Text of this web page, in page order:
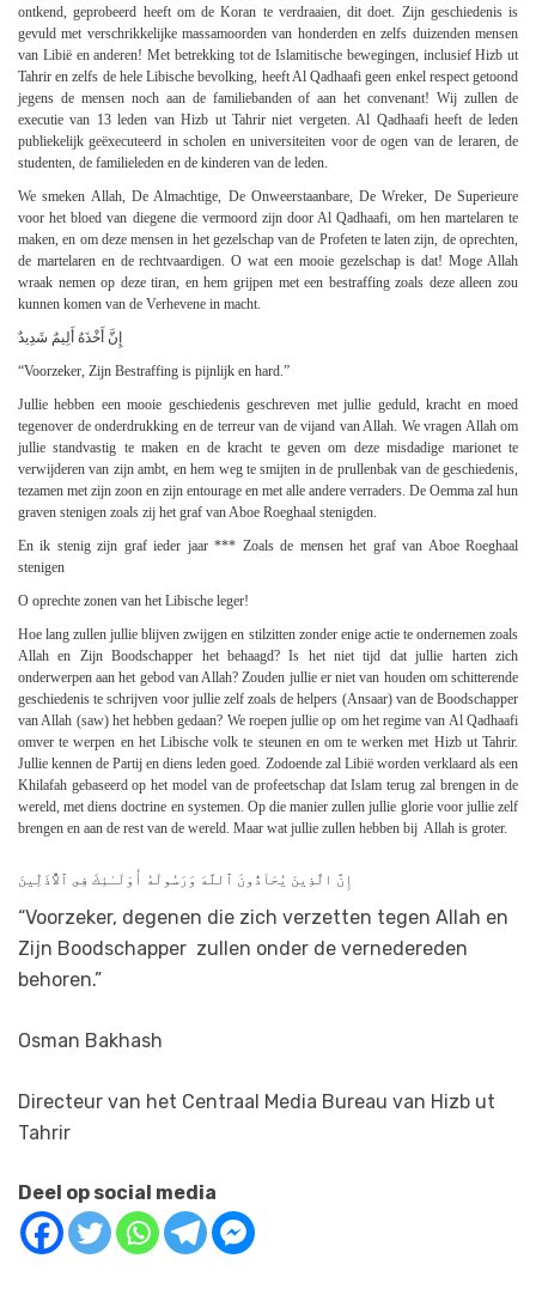
ontkend, geprobeerd heeft om de Koran te verdraaien, dit doet. Zijn geschiedenis is
gevuld met verschrikkelijke massamoorden van honderden en zelfs duizenden mensen
van Libië en anderen! Met betrekking tot de Islamitische bewegingen, inclusief Hizb ut
Tahrir en zelfs de hele Libische bevolking, heeft Al Qadhaafi geen enkel respect getoond
jegens de mensen noch aan de familiebanden of aan het convenant! Wij zullen de
executie van 13 leden van Hizb ut Tahrir niet vergeten. Al Qadhaafi heeft de leden
publiekelijk geëxecuteerd in scholen en universiteiten voor de ogen van de leraren, de
studenten, de familieleden en de kinderen van de leden.
We smeken Allah, De Almachtige, De Onweerstaanbare, De Wreker, De Superieure
voor het bloed van diegene die vermoord zijn door Al Qadhaafi, om hen martelaren te
maken, en om deze mensen in het gezelschap van de Profeten te laten zijn, de oprechten,
de martelaren en de rechtvaardigen. O wat een mooie gezelschap is dat! Moge Allah
wraak nemen op deze tiran, en hem grijpen met een bestraffing zoals deze alleen zou
kunnen komen van de Verhevene in macht.
إِنَّ أَخْذَهُ أَلِيمٌ شَدِيدٌ
“Voorzeker, Zijn Bestraffing is pijnlijk en hard.”
Jullie hebben een mooie geschiedenis geschreven met jullie geduld, kracht en moed
tegenover de onderdrukking en de terreur van de vijand van Allah. We vragen Allah om
jullie standvastig te maken en de kracht te geven om deze misdadige marionet te
verwijderen van zijn ambt, en hem weg te smijten in de prullenbak van de geschiedenis,
tezamen met zijn zoon en zijn entourage en met alle andere verraders. De Oemma zal hun
graven stenigen zoals zij het graf van Aboe Roeghaal stenigden.
En ik stenig zijn graf ieder jaar *** Zoals de mensen het graf van Aboe Roeghaal
stenigen
O oprechte zonen van het Libische leger!
Hoe lang zullen jullie blijven zwijgen en stilzitten zonder enige actie te ondernemen zoals
Allah en Zijn Boodschapper het behaagd? Is het niet tijd dat jullie harten zich
onderwerpen aan het gebod van Allah? Zouden jullie er niet van houden om schitterende
geschiedenis te schrijven voor jullie zelf zoals de helpers (Ansaar) van de Boodschapper
van Allah (saw) het hebben gedaan? We roepen jullie op om het regime van Al Qadhaafi
omver te werpen en het Libische volk te steunen en om te werken met Hizb ut Tahrir.
Jullie kennen de Partij en diens leden goed. Zodoende zal Libië worden verklaard als een
Khilafah gebaseerd op het model van de profeetschap dat Islam terug zal brengen in de
wereld, met diens doctrine en systemen. Op die manier zullen jullie glorie voor jullie zelf
brengen en aan de rest van de wereld. Maar wat jullie zullen hebben bij Allah is groter.
إِنَّ الَّذِينَ يُحَآدُّونَ ٱللَّهَ وَرَسُولَهُ أُوْلَـٰئِكَ فِى ٱلاٌّذَلِّينَ
“Voorzeker, degenen die zich verzetten tegen Allah en
Zijn Boodschapper zullen onder de vernedereden
behoren.”
Osman Bakhash
Directeur van het Centraal Media Bureau van Hizb ut
Tahrir
Deel op social media